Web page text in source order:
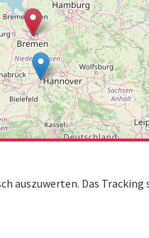
auszuwerten. Das